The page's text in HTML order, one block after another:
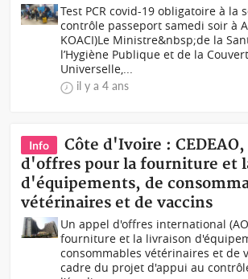
Test PCR covid-19 obligatoire à la
contrôle passeport samedi soir à
KOACI) Le Ministre&nbsp;de la
l’Hygiène Publique et de la
Universelle,...
il y a 4 ans
Info
Côte d'Ivoire :
d'offres pour la fourniture et
d'équipements, de
vétérinaires et de vaccins
Un appel d'offres international
fourniture et la livraison
consommables vétérinaires et de
cadre du projet d'appui au